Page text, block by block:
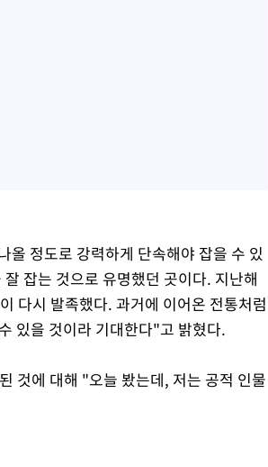
올 정도로 강력하게 단속해야 잡을 수 있
잡는 것으로 유명했던 곳이다. 지난해
다시 발족했다. 과거에 이어온 전통처럼
있을 것이라 기대한다"고 밝혔다.
것에 대해 "오늘 봤는데, 저는 공적 인물